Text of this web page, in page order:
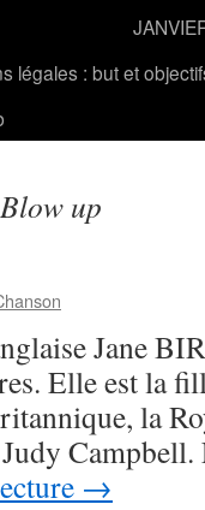
légales : but et
Blow up
Jane
Elle est la
la
Campbell.
→